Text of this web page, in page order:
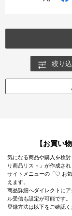
絞り
【お買い
気になる商品や購入を検
り商品リスト」が作成され
サイトメニューの「♡ お
えます。
商品詳細へダイレクトに
ル受信も設定が可能です。
登録方法は以下をご確認く